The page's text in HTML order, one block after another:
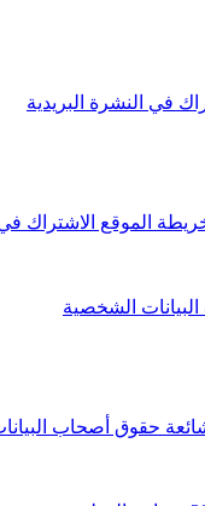
في النشرة البريدية
الموقع الاشتراك
الشخصية
حقوق أصحاب